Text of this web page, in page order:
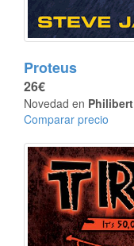
Proteus
26€
Novedad en Philibert
Comparar precio